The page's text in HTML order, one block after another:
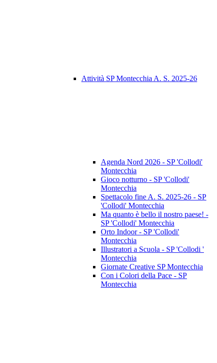
Attività SP Montecchia A. S. 2025-26
Agenda Nord 2026 - SP 'Collodi'
Montecchia
Gioco notturno - SP 'Collodi'
Montecchia
Spettacolo fine A. S. 2025-26 - SP
'Collodi' Montecchia
Ma quanto è bello il nostro paese! -
SP 'Collodi' Montecchia
Orto Indoor - SP 'Collodi'
Montecchia
Illustratori a Scuola - SP 'Collodi '
Montecchia
Giornate Creative SP Montecchia
Con i Colori della Pace - SP
Montecchia